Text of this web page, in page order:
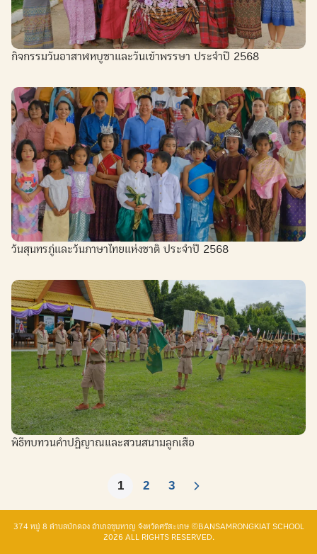
กิจกรรมวันอาสาฬหบูชาและวันเข้าพรรษา ประจำปี 2568
วันสุนทรภู่และวันภาษาไทยแห่งชาติ ประจำปี 2568
พิธีทบทวนคำปฏิญาณและสวนสนามลูกเสือ
1 2 3
374 หมู่ 8 ตำบลบักดอง อำเภอขุนหาญ จังหวัดศรีสะเกษ ©BANSAMRONGKIAT SCHOOL
2026 ALL RIGHTS RESERVED.